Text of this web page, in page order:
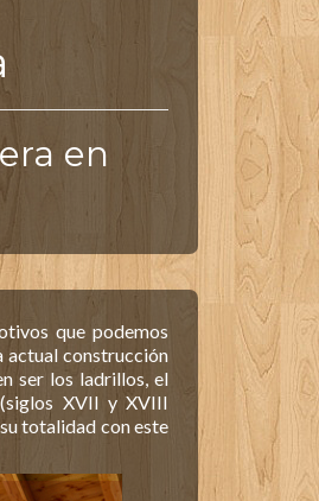
en
que podemos
actual construcción
ser los ladrillos, el
XVII y XVIII
totalidad con este